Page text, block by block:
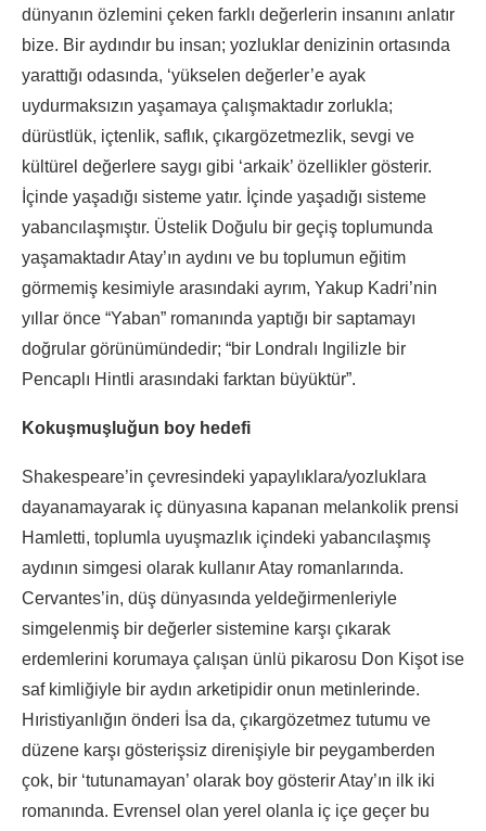
dünyanın özlemini çeken farklı değerlerin insanını anlatır
bize. Bir aydındır bu insan; yozluklar denizinin ortasında
yarattığı odasında, ‘yükselen değerler’e ayak
uydurmaksızın yaşamaya çalışmaktadır zorlukla;
dürüstlük, içtenlik, saflık, çıkargözetmezlik, sevgi ve
kültürel değerlere saygı gibi ‘arkaik’ özellikler gösterir.
İçinde yaşadığı sisteme yatır. İçinde yaşadığı sisteme
yabancılaşmıştır. Üstelik Doğulu bir geçiş toplumunda
yaşamaktadır Atay’ın aydını ve bu toplumun eğitim
görmemiş kesimiyle arasındaki ayrım, Yakup Kadri’nin
yıllar önce “Yaban” romanında yaptığı bir saptamayı
doğrular görünümündedir; “bir Londralı Ingilizle bir
Pencaplı Hintli arasındaki farktan büyüktür”.
Kokuşmuşluğun boy hedefi
Shakespeare’in çevresindeki yapaylıklara/yozluklara
dayanamayarak iç dünyasına kapanan melankolik prensi
Hamletti, toplumla uyuşmazlık içindeki yabancılaşmış
aydının simgesi olarak kullanır Atay romanlarında.
Cervantes’in, düş dünyasında yeldeğirmenleriyle
simgelenmiş bir değerler sistemine karşı çıkarak
erdemlerini korumaya çalışan ünlü pikarosu Don Kişot ise
saf kimliğiyle bir aydın arketipidir onun metinlerinde.
Hıristiyanlığın önderi İsa da, çıkargözetmez tutumu ve
düzene karşı gösterişsiz direnişiyle bir peygamberden
çok, bir ‘tutunamayan’ olarak boy gösterir Atay’ın ilk iki
romanında. Evrensel olan yerel olanla iç içe geçer bu